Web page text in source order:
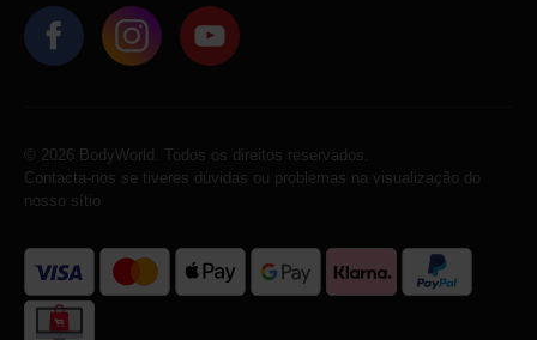
© 2026 BodyWorld. Todos os direitos reservados.
Contacta-nos se tiveres dúvidas ou problemas na visualização do
nosso sítio